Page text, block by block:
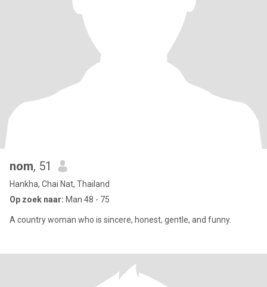
nom, 51
Hankha, Chai Nat, Thailand
Op zoek naar: Man 48 - 75
A country woman who is sincere, honest, gentle, and funny.